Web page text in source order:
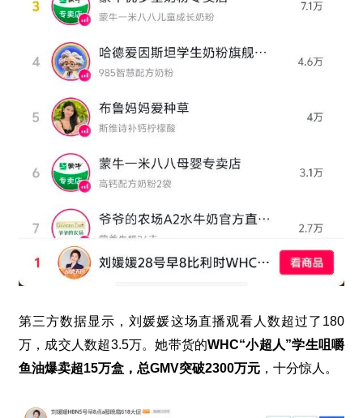
第三方数据显示，刘媛媛这场直播观看人数超过了 180
万，成交人数超3.5万。她带货的WHC“小超人”学生咀嚼
鱼油爆卖超15万盒，总GMV突破2300万元 ，十分惊人。